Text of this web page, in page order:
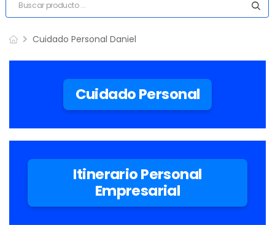
Cuidado Personal Daniel
Cuidado Personal
Itinerario Personal
Empresarial